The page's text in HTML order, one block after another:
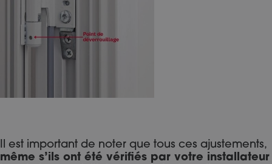
Il est important de noter que tous ces ajustements,
même s’ils ont été vérifiés par votre installateur